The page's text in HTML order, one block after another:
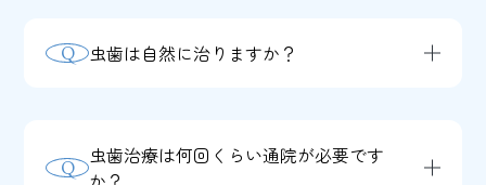
を行いますので、治療中に強い痛みを感
じることは少ないです。痛みに不安があ
Q 虫歯は自然に治りますか？
あれば再石灰化によって進行を止められ
Q
虫歯治療は何回くらい通院が必要です